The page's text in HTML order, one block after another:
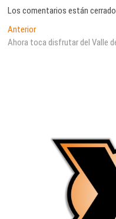
Los comentarios están
Navegación
de
AnteriorEntrada
anterior:
Ahora toca disfrutar del Valle